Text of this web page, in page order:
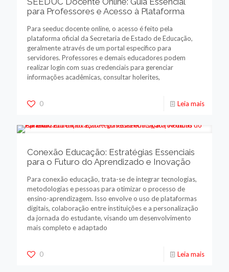
para Professores e Acesso à Plataforma
Para seeduc docente online, o acesso é feito pela
plataforma oficial da Secretaria de Estado de Educação,
geralmente através de um portal específico para
servidores. Professores e demais educadores podem
realizar login com suas credenciais para gerenciar
informações acadêmicas, consultar holerites,
0 Leia mais
Conexão Educação: Estratégias Essenciais
para o Futuro do Aprendizado e Inovação
Para conexão educação, trata-se de integrar tecnologias,
metodologias e pessoas para otimizar o processo de
ensino-aprendizagem. Isso envolve o uso de plataformas
digitais, colaboração entre instituições e a personalização
da jornada do estudante, visando um desenvolvimento
mais completo e adaptado
0 Leia mais